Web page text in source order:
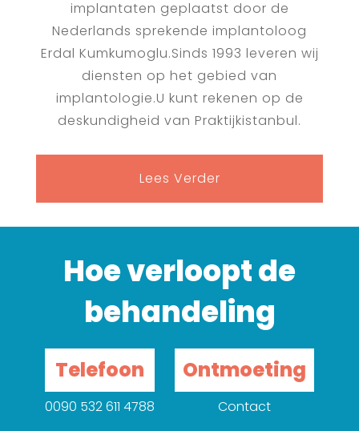
implantaten geplaatst door de
Nederlands sprekende implantoloog
Erdal Kumkumoglu.Sinds 1993 leveren wij
diensten op het gebied van
implantologie.U kunt rekenen op de
deskundigheid van Praktijkistanbul.
Lees Verder
Hoe verloopt de
behandeling
Telefoon
0090 532 611 4788
Ontmoeting
Contact